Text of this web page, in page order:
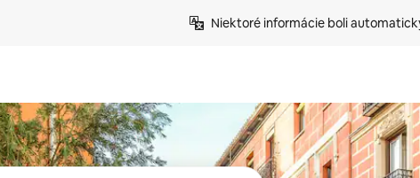
Niektoré informácie boli